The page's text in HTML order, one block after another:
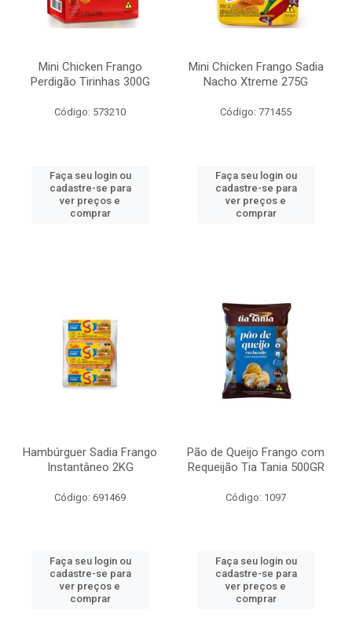
Mini Chicken Frango
Perdigão Tirinhas 300G
Código: 573210
Faça seu login ou
cadastre-se para
ver preços e
comprar
Mini Chicken Frango Sadia
Nacho Xtreme 275G
Código: 771455
Faça seu login ou
cadastre-se para
ver preços e
comprar
Hambúrguer Sadia Frango
Instantâneo 2KG
Código: 691469
Faça seu login ou
cadastre-se para
ver preços e
comprar
Pão de Queijo Frango com
Requeijão Tia Tania 500GR
Código: 1097
Faça seu login ou
cadastre-se para
ver preços e
comprar